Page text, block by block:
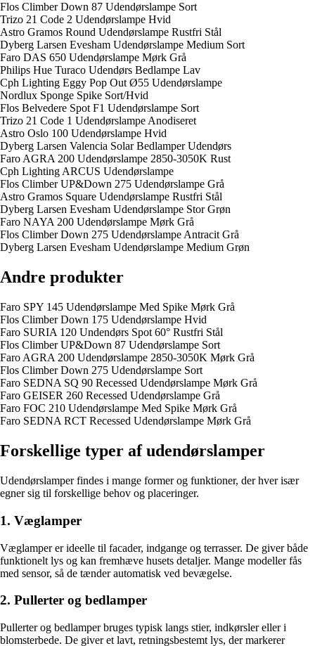
Flos Climber Down 87 Udendørslampe Sort
Trizo 21 Code 2 Udendørslampe Hvid
Astro Gramos Round Udendørslampe Rustfri Stål
Dyberg Larsen Evesham Udendørslampe Medium Sort
Faro DAS 650 Udendørslampe Mørk Grå
Philips Hue Turaco Udendørs Bedlampe Lav
Cph Lighting Eggy Pop Out Ø55 Udendørslampe
Nordlux Sponge Spike Sort/Hvid
Flos Belvedere Spot F1 Udendørslampe Sort
Trizo 21 Code 1 Udendørslampe Anodiseret
Astro Oslo 100 Udendørslampe Hvid
Dyberg Larsen Valencia Solar Bedlamper Udendørs
Faro AGRA 200 Udendørslampe 2850-3050K Rust
Cph Lighting ARCUS Udendørslampe
Flos Climber UP&Down 275 Udendørslampe Grå
Astro Gramos Square Udendørslampe Rustfri Stål
Dyberg Larsen Evesham Udendørslampe Stor Grøn
Faro NAYA 200 Udendørslampe Mørk Grå
Flos Climber Down 275 Udendørslampe Antracit Grå
Dyberg Larsen Evesham Udendørslampe Medium Grøn
Andre produkter
Faro SPY 145 Udendørslampe Med Spike Mørk Grå
Flos Climber Down 175 Udendørslampe Hvid
Faro SURIA 120 Undendørs Spot 60° Rustfri Stål
Flos Climber UP&Down 87 Udendørslampe Sort
Faro AGRA 200 Udendørslampe 2850-3050K Mørk Grå
Flos Climber Down 275 Udendørslampe Sort
Faro SEDNA SQ 90 Recessed Udendørslampe Mørk Grå
Faro GEISER 260 Recessed Udendørslampe Grå
Faro FOC 210 Udendørslampe Med Spike Mørk Grå
Faro SEDNA RCT Recessed Udendørslampe Mørk Grå
Forskellige typer af udendørslamper
Udendørslamper findes i mange former og funktioner, der hver især
egner sig til forskellige behov og placeringer.
1. Væglamper
Væglamper er ideelle til facader, indgange og terrasser. De giver både
funktionelt lys og kan fremhæve husets detaljer. Mange modeller fås
med sensor, så de tænder automatisk ved bevægelse.
2. Pullerter og bedlamper
Pullerter og bedlamper bruges typisk langs stier, indkørsler eller i
blomsterbede. De giver et lavt, retningsbestemt lys, der markerer